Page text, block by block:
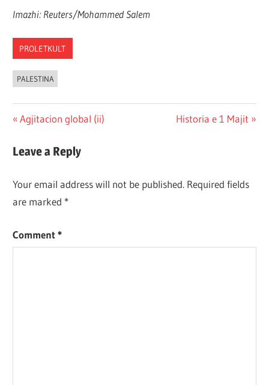
Imazhi: Reuters/Mohammed Salem
PROLETKULT
PALESTINA
Post
navigation
Previous
Agjitacion global (ii)
Next
Historia e 1 Majit
Leave a Reply
Your email address will not be published. Required fields
are marked *
Comment*